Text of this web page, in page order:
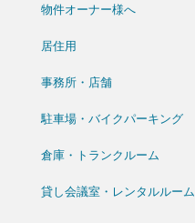
物件オーナー様へ
居住用
事務所・店舗
駐車場・バイクパーキング
倉庫・トランクルーム
貸し会議室・レンタルルーム